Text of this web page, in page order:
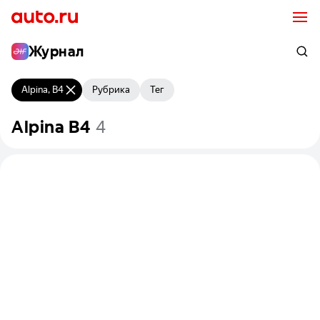
Журнал
Alpina, B4 Рубрика Тег
Alpina B4